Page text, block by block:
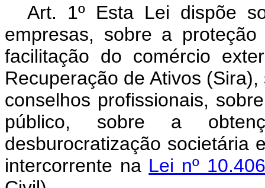
Art. 1º Esta Lei dispõe
empresas, sobre a
facilitação do comércio
Recuperação de Ativos
conselhos profissionais,
público, sobre a
desburocratização societária
intercorrente na Lei nº